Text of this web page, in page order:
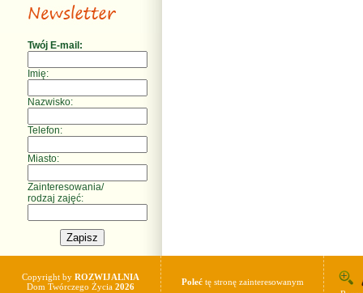
Twój E-mail:
Imię:
Nazwisko:
Telefon:
Miasto:
Zainteresowania/
rodzaj zajęć:
Copyright by ROZWIJALNIA
Dom Twórczego Życia 2026 Polećtę stronę zainteresowanym